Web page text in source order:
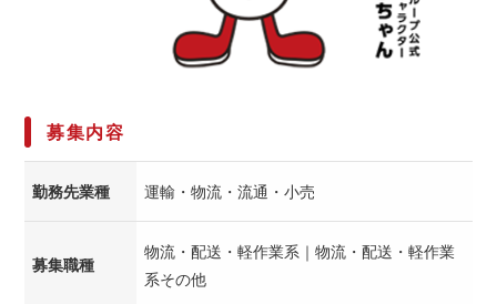
募集内容
勤務先業種 運輸・物流・流通・小売
募集職種
物流・配送・軽作業系｜物流・配送・軽作業
系その他